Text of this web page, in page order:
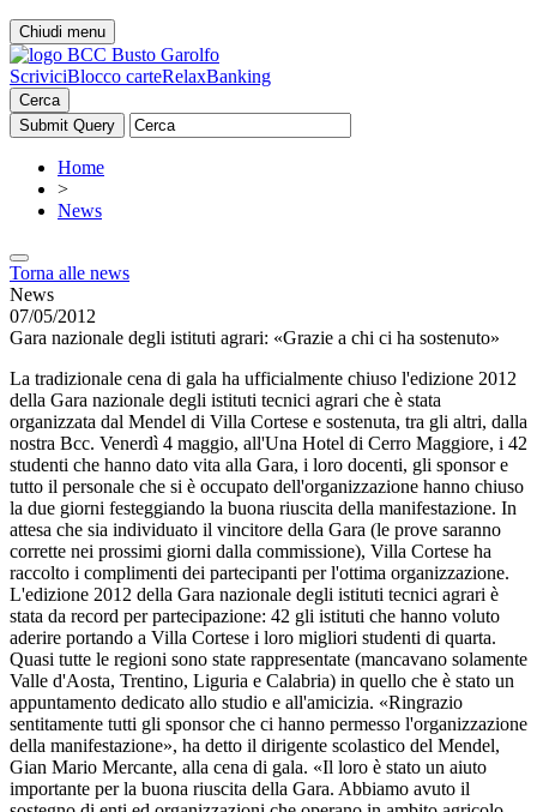
Chiudi menu
ScriviciBlocco carteRelaxBanking
Cerca
Home
>
News
Torna alle news
News
07/05/2012
Gara nazionale degli istituti agrari: «Grazie a chi ci ha sostenuto»
La tradizionale cena di gala ha ufficialmente chiuso l'edizione 2012
della Gara nazionale degli istituti tecnici agrari che è stata
organizzata dal Mendel di Villa Cortese e sostenuta, tra gli altri, dalla
nostra Bcc. Venerdì 4 maggio, all'Una Hotel di Cerro Maggiore, i 42
studenti che hanno dato vita alla Gara, i loro docenti, gli sponsor e
tutto il personale che si è occupato dell'organizzazione hanno chiuso
la due giorni festeggiando la buona riuscita della manifestazione. In
attesa che sia individuato il vincitore della Gara (le prove saranno
corrette nei prossimi giorni dalla commissione), Villa Cortese ha
raccolto i complimenti dei partecipanti per l'ottima organizzazione.
L'edizione 2012 della Gara nazionale degli istituti tecnici agrari è
stata da record per partecipazione: 42 gli istituti che hanno voluto
aderire portando a Villa Cortese i loro migliori studenti di quarta.
Quasi tutte le regioni sono state rappresentate (mancavano solamente
Valle d'Aosta, Trentino, Liguria e Calabria) in quello che è stato un
appuntamento dedicato allo studio e all'amicizia. «Ringrazio
sentitamente tutti gli sponsor che ci hanno permesso l'organizzazione
della manifestazione», ha detto il dirigente scolastico del Mendel,
Gian Mario Mercante, alla cena di gala. «Il loro è stato un aiuto
importante per la buona riuscita della Gara. Abbiamo avuto il